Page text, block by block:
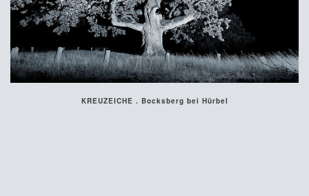
KREUZEICHE . Bocksberg bei Hürbel